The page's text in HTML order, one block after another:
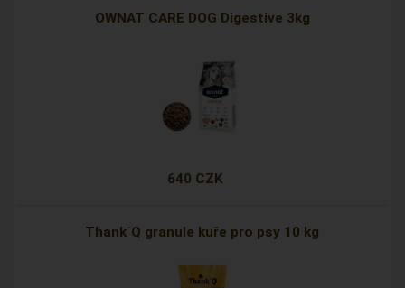
OWNAT CARE DOG Digestive 3kg
640 CZK
Thank´Q granule kuře pro psy 10 kg